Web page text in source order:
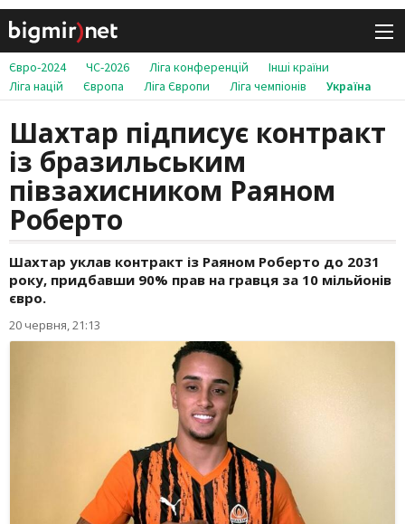
Євро-2024 ЧС-2026 Ліга конференцій
Інші країни
Ліга націй
Європа Ліга Європи Ліга чемпіонів Україна
Шахтар підписує контракт
із бразильським
півзахисником Раяном
Роберто
Шахтар уклав контракт із Раяном Роберто до 2031
року, придбавши 90% прав на гравця за 10 мільйонів
євро.
20 червня, 21:13